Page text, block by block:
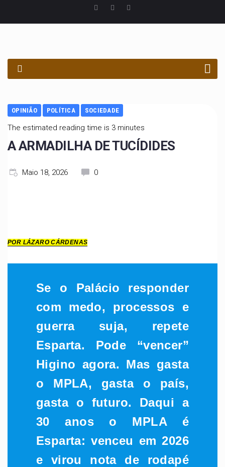
OPINIÃO POLÍTICA SOCIEDADE
The estimated reading time is 3 minutes
A ARMADILHA DE TUCÍDIDES
Maio 18, 2026 0
POR LÁZARO CÁRDENAS
Se o Palácio responder
com medo, processos e
guerra suja, repete
Esparta. Pode “vencer”
Higino agora. Mas gasta
o MPLA, gasta o país,
gasta o futuro. Daqui a
30 anos o MPLA é
Esparta: venceu em 2026
e virou nota de rodapé